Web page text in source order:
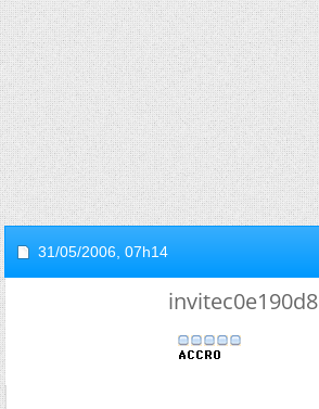
31/05/2006, 07h14
invitec0e190d8